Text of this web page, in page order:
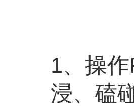
1、操
浸、磕